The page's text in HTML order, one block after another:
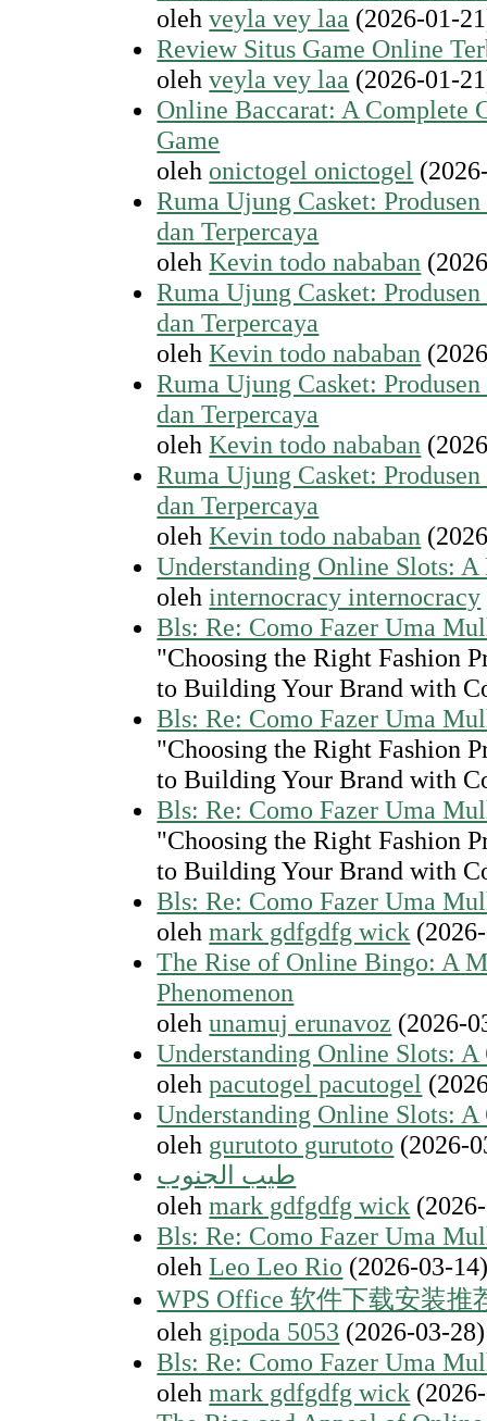
olehveyla vey laa (2026-01-
Review Situs Game Online
olehveyla vey laa (2026-01-
Online Baccarat: A Complete
Game
oleh onictogel onictogel
Ruma Ujung Casket:
dan Terpercaya
olehKevin todo nababan
Ruma Ujung Casket:
dan Terpercaya
olehKevin todo nababan
Ruma Ujung Casket:
dan Terpercaya
olehKevin todo nababan
Ruma Ujung Casket:
dan Terpercaya
olehKevin todo nababan
Understanding Online Slots:
oleh internocracy internocracy
Bls: Re: Como Fazer Uma
"Choosing the Right Fashion
to Building Your Brand with
Bls: Re: Como Fazer Uma
"Choosing the Right Fashion
to Building Your Brand with
Bls: Re: Como Fazer Uma
"Choosing the Right Fashion
to Building Your Brand with
Bls: Re: Como Fazer Uma
olehmark gdfgdfg wick
The Rise of Online Bingo: A
Phenomenon
olehunamuj erunavoz (2026-
Understanding Online Slots:
olehpacutogel pacutogel
Understanding Online Slots:
oleh gurutoto gurutoto (2026-
طيب الجنوب
olehmark gdfgdfg wick
Bls: Re: Como Fazer Uma
olehLeo Leo Rio (2026-03-
WPS Office 软件下载安装
oleh gipoda 5053 (2026-03-28)
Bls: Re: Como Fazer Uma
olehmark gdfgdfg wick